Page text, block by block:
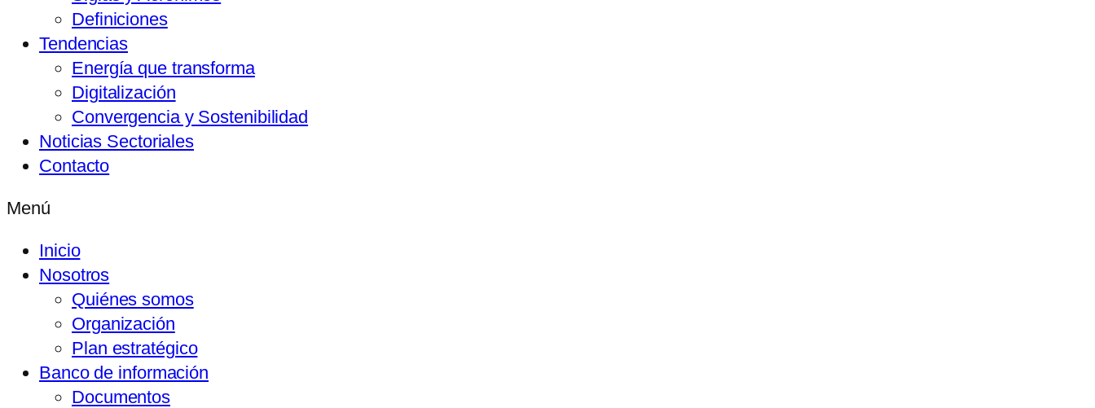
Definiciones
Tendencias
Energía que transforma
Digitalización
Convergencia y Sostenibilidad
Noticias Sectoriales
Contacto
Menú
Inicio
Nosotros
Quiénes somos
Organización
Plan estratégico
Banco de información
Documentos